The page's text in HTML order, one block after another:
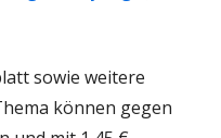
sowie weitere
können gegen